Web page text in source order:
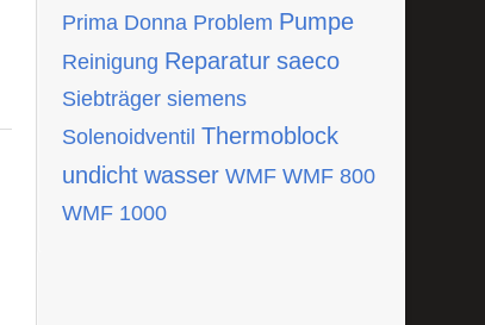
Prima Donna Problem Pumpe
Reinigung Reparatur saeco
Siebträger siemens
Solenoidventil Thermoblock
undicht wasser WMF WMF 800
WMF 1000